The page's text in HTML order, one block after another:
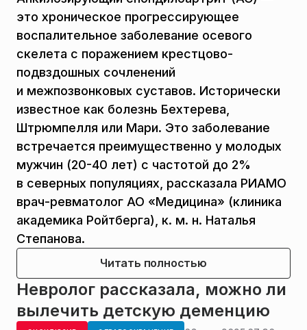
это хроническое прогрессирующее
воспалительное заболевание осевого
скелета с поражением крестцово-
подвздошных сочленений
и межпозвонковых суставов. Исторически
известное как болезнь Бехтерева,
Штрюмпелля или Мари. Это заболевание
встречается преимущественно у молодых
мужчин (20-40 лет) с частотой до 2%
в северных популяциях, рассказала РИАМО
врач-ревматолог АО «Медицина» (клиника
академика Ройтберга), к. м. н. Наталья
Степанова.
Читать полностью
Невролог рассказала, можно ли
вылечить детскую деменцию